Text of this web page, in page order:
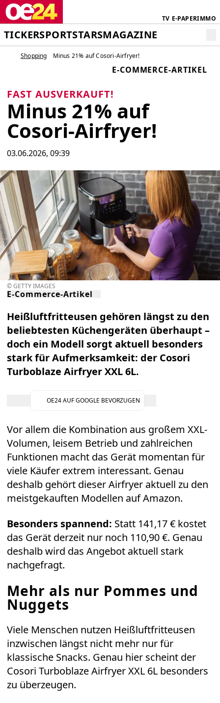
TV E-PAPERIMMO
TICKERSPORTSTARSMAGAZINE
Shopping Minus 21% auf Cosori-Airfryer!
E-COMMERCE-ARTIKEL
FAST AUSVERKAUFT!
Minus 21% auf
Cosori-Airfryer!
03.06.2026, 09:39
© GETTY IMAGES
E-Commerce-Artikel
Heißluftfritteusen gehören längst zu den
beliebtesten Küchengeräten überhaupt –
doch ein Modell sorgt aktuell besonders
stark für Aufmerksamkeit: der Cosori
Turboblaze Airfryer XXL 6L.
OE24 AUF GOOGLE BEVORZUGEN
Vor allem die Kombination aus großem XXL-
Volumen, leisem Betrieb und zahlreichen
Funktionen macht das Gerät momentan für
viele Käufer extrem interessant. Genau
deshalb gehört dieser Airfryer aktuell zu den
meistgekauften Modellen aufAmazon.
Besonders spannend: Statt 141,17 € kostet
das Gerät derzeit nur noch 110,90 €. Genau
deshalb wird das Angebot aktuell stark
nachgefragt.
Mehr als nur Pommes und
Nuggets
Viele Menschen nutzen Heißluftfritteusen
inzwischen längst nicht mehr nur für
klassische Snacks. Genau hier scheint der
Cosori Turboblaze Airfryer XXL 6L besonders
zu überzeugen.